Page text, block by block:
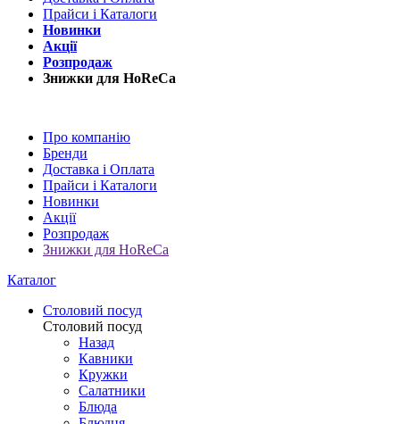
Прайси і Каталоги
Новинки
Акції
Розпродаж
Знижки для HoReCa
Про компанію
Бренди
Доставка і Оплата
Прайси і Каталоги
Новинки
Акції
Розпродаж
Знижки для HoReCa
Каталог
Столовий посуд
Столовий посуд
Назад
Кавники
Кружки
Салатники
Блюда